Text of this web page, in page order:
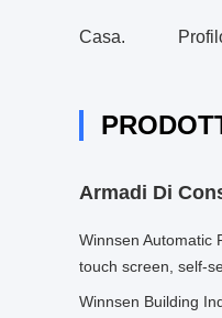
Casa.
Armadi Di
Winnsen Automatic
touch screen, self-
Winnsen Building